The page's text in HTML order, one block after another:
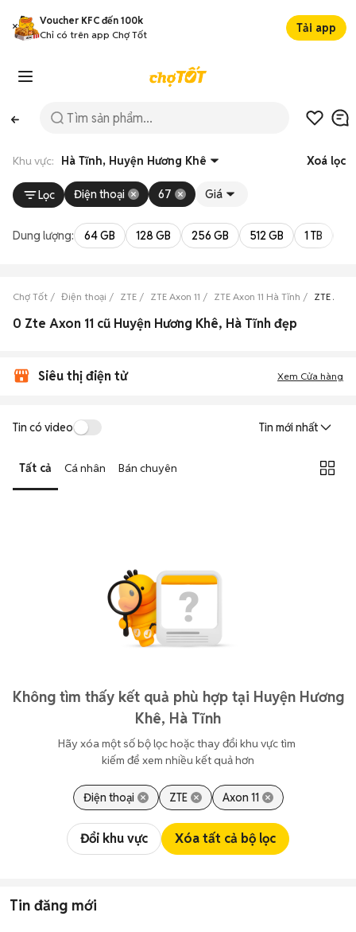
Voucher KFC đến 100k
Chỉ có trên app Chợ Tốt
Tải app
Khu vực: Hà Tĩnh, Huyện Hương Khê Xoá lọc
Lọc Điện thoại 67 Giá
Dung lượng: 64 GB 128 GB 256 GB 512 GB 1 TB
Chợ Tốt Điện thoại ZTE ZTE Axon 11 ZTE Axon 11 Hà Tĩnh ZTE
0 Zte Axon 11 cũ Huyện Hương Khê, Hà Tĩnh đẹp
Siêu thị điện tử Xem Cửa hàng
Tin có video Tin mới nhất
Tất cả Cá nhân Bán chuyên
Không tìm thấy kết quả phù hợp tại Huyện Hương
Khê, Hà Tĩnh
Hãy xóa một số bộ lọc hoặc thay đổi khu vực tìm
kiếm để xem nhiều kết quả hơn
Điện thoại ZTE Axon 11
Đổi khu vực Xóa tất cả bộ lọc
Tin đăng mới